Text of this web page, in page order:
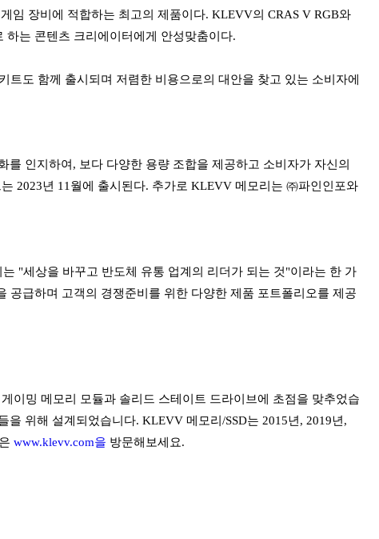
임 장비에 적합하는 최고의 제품이다. KLEVV의 CRAS V RGB와
하는 콘텐츠 크리에이터에게 안성맞춤이다.
도 함께 출시되며 저렴한 비용으로의 대안을 찾고 있는 소비자에
인지하여, 보다 다양한 용량 조합을 제공하고 소비자가 자신의
2023년 11월에 출시된다. 추가로 KLEVV 메모리는 ㈜파인인포와
"세상을 바꾸고 반도체 유통 업계의 리더가 되는 것"이라는 한 가
급하며 고객의 경쟁준비를 위한 다양한 제품 포트폴리오를 제공
이밍 메모리 모듈과 솔리드 스테이트 드라이브에 초점을 맞추었습
위해 설계되었습니다. KLEVV 메모리/SSD는 2015년, 2019년,
www.klevv.com을 방문해보세요.